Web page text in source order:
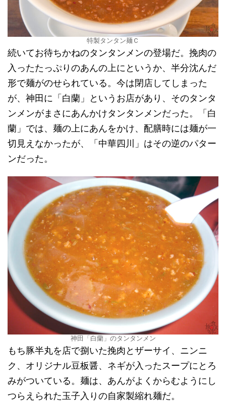
特製タンタン麺Ｃ
続いてお待ちかねのタンタンメンの登場だ。挽肉の
入ったたっぷりのあんの上にというか、半分沈んだ
形で麺がのせられている。今は閉店してしまった
が、神田に「白蘭」というお店があり、そのタンタ
ンメンがまさにあんかけタンタンメンだった。「白
蘭」では、麺の上にあんをかけ、配膳時には麺が一
切見えなかったが、「中華四川」はその逆のパター
ンだった。
神田「白蘭」のタンタンメン
もち豚半丸を店で捌いた挽肉とザーサイ、ニンニ
ク、オリジナル豆板醤、ネギが入ったスープにとろ
みがついている。麺は、あんがよくからむようにし
つらえられた玉子入りの自家製縮れ麺だ。